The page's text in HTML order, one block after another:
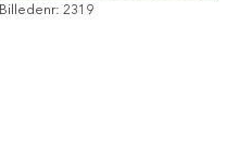
Billedenr: 2319